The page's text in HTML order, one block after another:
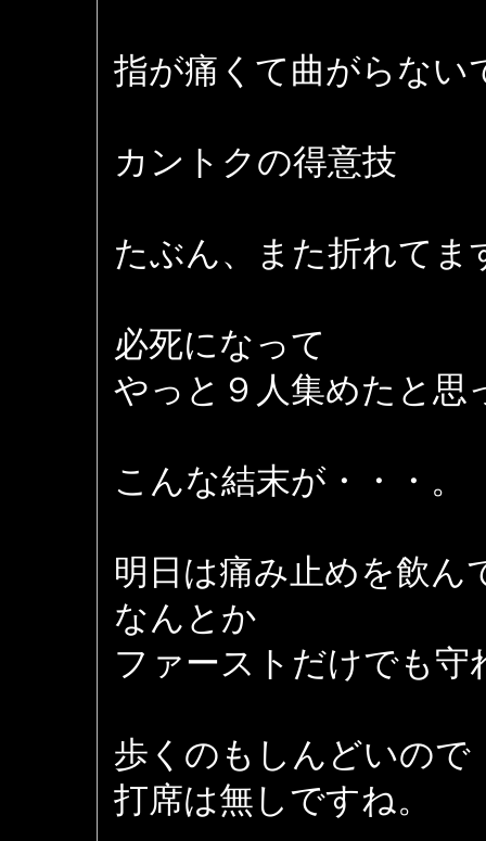
指が痛くて曲がらない
カントクの得意技
たぶん、また折れてま
必死になって
やっと９人集めたと思
こんな結末が・・・。
明日は痛み止めを飲ん
なんとか
ファーストだけでも
歩くのもしんどいので
打席は無しですね。